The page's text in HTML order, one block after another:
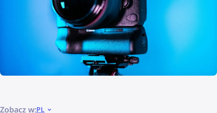
Zobacz w:PL